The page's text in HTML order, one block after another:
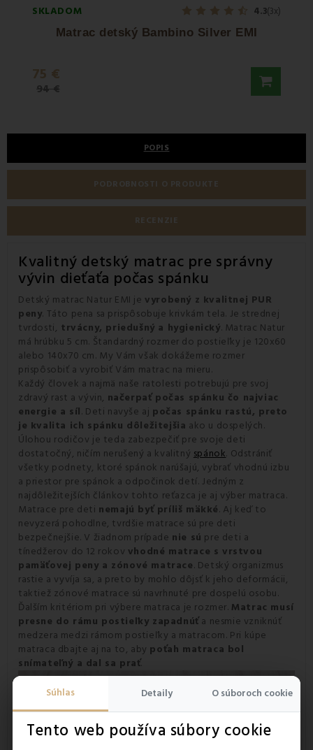
Súhlas Detaily O súboroch cookie
Tento web používa súbory cookie
SKLADOM 4.3(3x)
Matrac detský Bambino Silver EMI
75 €
94 €
POPIS
PODROBNOSTI O PRODUKTE
RECENZIE
Kvalitný detský matrac pre správny
vývin dieťaťa počas spánku
Detský matrac Natur EMI je vyrobený z kvalitnej PUR
peny. Táto pena sa prispôsobuje krivkám tela. Je strednej
tvrdosti, trvácny, priedušný a hygienický. Matrac Natur
má hrúbku 5 cm. Štandardný rozmer do postieľky je 120x60
alebo 140x70 cm. My Vám však dokážeme rozmer
prispôsobiť a vyrobiť Vám matrac na mieru.
Každý človek a najmä naše ratolesti potrebujú pre svoj
zdravý rast a vývin, načerpať počas spánku čo najviac
energie a síl. Deti navyše aj počas spánku rastú, preto
je kvalita ich spánku dôležitejšia ako u dospelých.
Úlohou rodičov je teda zabezpečiť pre svoje deti
dostatočný, ničím nerušený a kvalitný spánok. Odstrániť
všetky podnety, ktoré spánok narúšajú, vybrať vhodnú izbu
a priestor pre spánok a odpočinok detí. Jedným z
najdôležitejších článkov tohto reťazca je aj výber matraca.
Matrace pre deti nemajú byť príliš mäkké. Aj keď to
nevyzerá pohodlne, tvrdšie matrace sú pre deti
bezpečnejšie. V žiadnom prípade nie sú pre deti a
tínedžerov do 12 rokov vhodné matrace s vrstvou
pamäťovej peny a zónové matrace. Detský organizmus
rastie a vyvíja sa, a preto by mohlo dôjsť k jeho deformácii,
taktiež zónové matrace sú navrhnuté pre dospelú osobu.
Ďalším kritériom pri výbere matraca je rozmer. Matrac musí
presne do rámu postieľky zapadnúťa nesmie vzniknúť
medzera medzi rámom postieľky a matracom. Pri kúpe
matraca dbajte aj na to, aby poťah matraca bol
snímateľný a dal sa prať.